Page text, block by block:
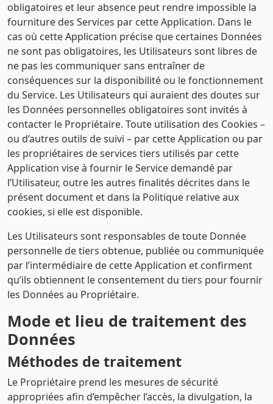
obligatoires et leur absence peut rendre impossible la
fourniture des Services par cette Application. Dans le
cas où cette Application précise que certaines Données
ne sont pas obligatoires, les Utilisateurs sont libres de
ne pas les communiquer sans entraîner de
conséquences sur la disponibilité ou le fonctionnement
du Service. Les Utilisateurs qui auraient des doutes sur
les Données personnelles obligatoires sont invités à
contacter le Propriétaire. Toute utilisation des Cookies –
ou d’autres outils de suivi – par cette Application ou par
les propriétaires de services tiers utilisés par cette
Application vise à fournir le Service demandé par
l’Utilisateur, outre les autres finalités décrites dans le
présent document et dans la Politique relative aux
cookies, si elle est disponible.
Les Utilisateurs sont responsables de toute Donnée
personnelle de tiers obtenue, publiée ou communiquée
par l’intermédiaire de cette Application et confirment
qu’ils obtiennent le consentement du tiers pour fournir
les Données au Propriétaire.
Mode et lieu de traitement des
Données
Méthodes de traitement
Le Propriétaire prend les mesures de sécurité
appropriées afin d’empêcher l’accès, la divulgation, la